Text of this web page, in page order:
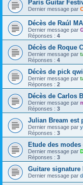
Paris Guitar
Dernier message par
Décès de Raúl
Dernier message par
Réponses : 4
Décès de Roque
Dernier message par
Réponses : 4
Décès de pick
Dernier message par
Réponses : 2
Décès de Carlos
Dernier message par
Réponses : 3
Julian Bream est
Dernier message par
Réponses : 3
Etude des modes
Dernier message par
Réponses : 3
Guitare signature
Dernier message par